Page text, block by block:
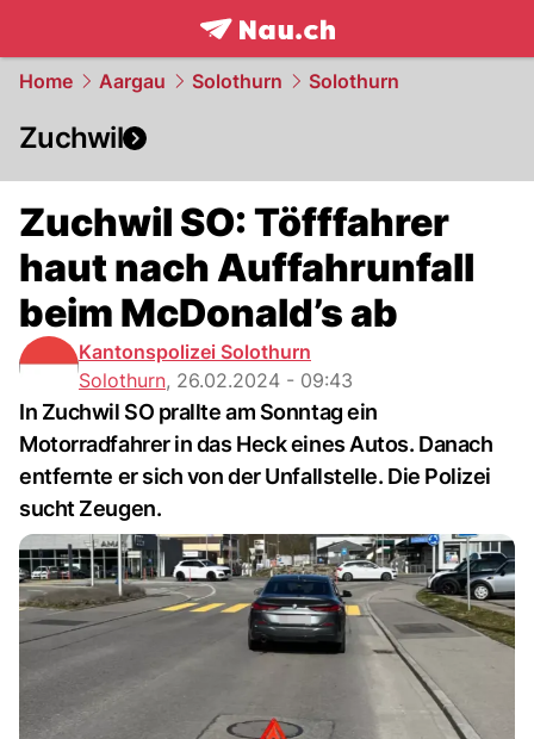
frontpage.NAU.ch
Home Aargau Solothurn Solothurn
Zuchwil
Zuchwil SO: Töfffahrer
haut nach Auffahrunfall
beim McDonald’s ab
Kantonspolizei Solothurn
Solothurn, 26.02.2024 - 09:43
In Zuchwil SO prallte am Sonntag ein
Motorradfahrer in das Heck eines Autos. Danach
entfernte er sich von der Unfallstelle. Die Polizei
sucht Zeugen.